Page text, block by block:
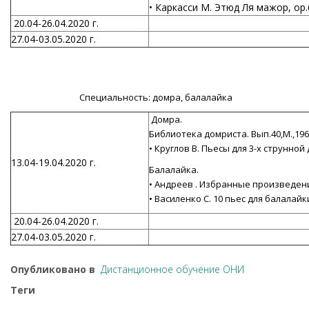
• Каркасси М. Этюд Ля мажор,
20.04-26.04.2020 г.
27.04-03.05.2020 г.
Специальность: домра, балалайка
13.04-19.04.2020 г.
Домра.
Библиотека домриста.
• Круглов В. Пьесы для 3-х
Балалайка.
• Андреев . Избранные
• Василенко С. 10 пьес для
20.04-26.04.2020 г.
27.04-03.05.2020 г.
Опубликовано в Дистанционное обучение ОНИ
Теги